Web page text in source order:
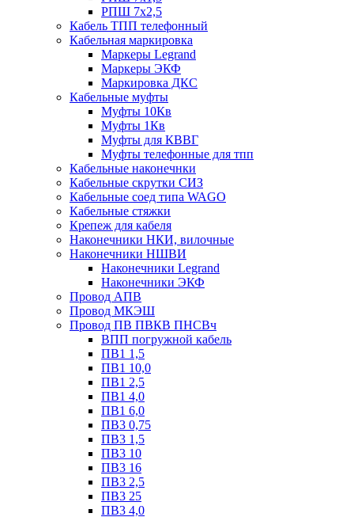
РПШ 7х2,5
Кабель ТПП телефонный
Кабельная маркировка
Маркеры Legrand
Маркеры ЭКФ
Маркировка ДКС
Кабельные муфты
Муфты 10Кв
Муфты 1Кв
Муфты для КВВГ
Муфты телефонные для тпп
Кабельные наконечнки
Кабельные скрутки СИЗ
Кабельные соед типа WAGO
Кабельные стяжки
Крепеж для кабеля
Наконечники НКИ, вилочные
Наконечники НШВИ
Наконечники Legrand
Наконечники ЭКФ
Провод АПВ
Провод МКЭШ
Провод ПВ ПВКВ ПНСВч
ВПП погружной кабель
ПВ1 1,5
ПВ1 10,0
ПВ1 2,5
ПВ1 4,0
ПВ1 6,0
ПВ3 0,75
ПВ3 1,5
ПВ3 10
ПВ3 16
ПВ3 2,5
ПВ3 25
ПВ3 4,0